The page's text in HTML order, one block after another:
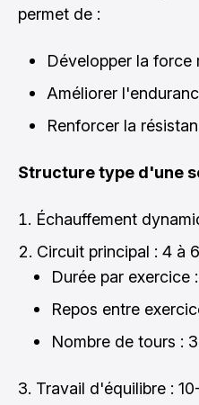
permet de :
Développer la force
Améliorer
Renforcer la
Structure type d'une
Échauffement
Circuit principal : 4 à
Durée par exercice
Repos entre
Nombre de tours :
Travail d'équilibre :